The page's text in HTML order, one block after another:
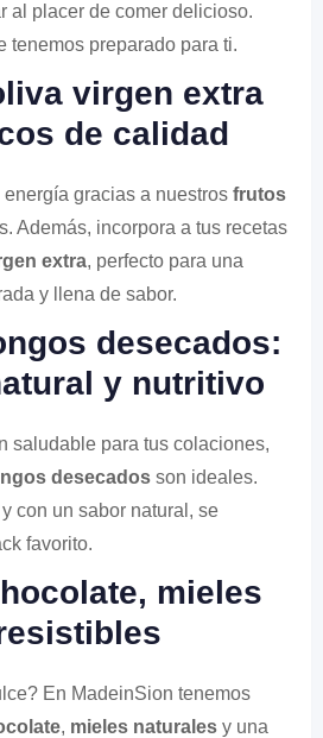
al placer de comer delicioso.
tenemos preparado para ti.
virgen extra
de calidad
gracias a nuestros frutos
Además, incorpora a tus recetas
extra, perfecto para una
y llena de sabor.
desecados:
y nutritivo
saludable para tus colaciones,
desecados son ideales.
con un sabor natural, se
favorito.
mieles
En MadeinSion tenemos
, mieles naturales y una